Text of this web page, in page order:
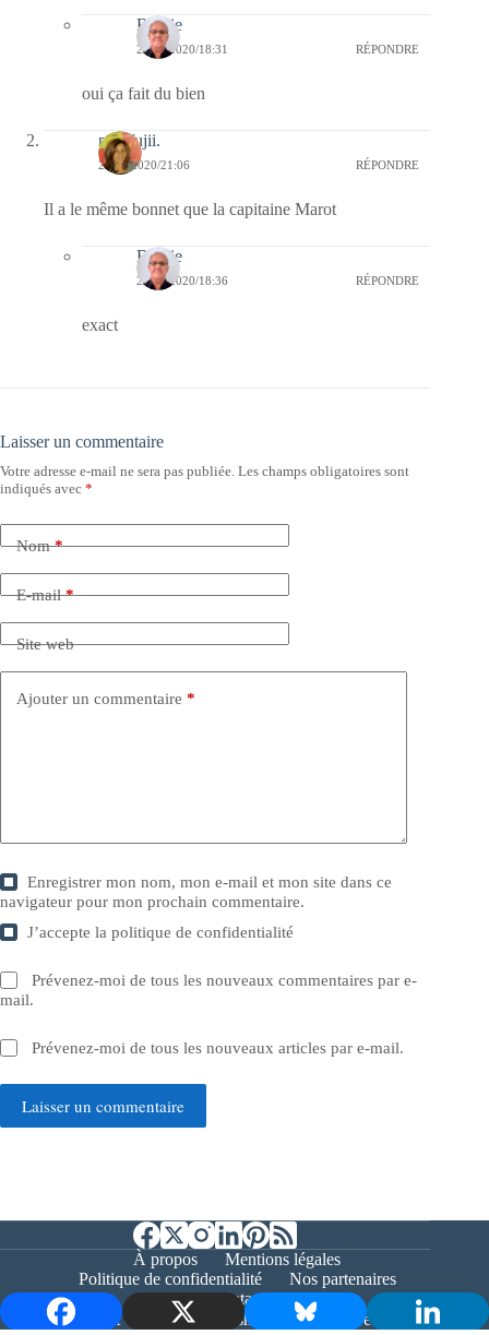
Bernie
24/11/2020/18:31 RÉPONDRE
oui ça fait du bien
missfujii.
23/11/2020/21:06 RÉPONDRE
Il a le même bonnet que la capitaine Marot
Bernie
24/11/2020/18:36 RÉPONDRE
exact
Laisser un commentaire
Votre adresse e-mail ne sera pas publiée. Les champs obligatoires sont
indiqués avec *
Nom*
E-mail*
Site web
Ajouter un commentaire *
Enregistrer mon nom, mon e-mail et mon site dans ce
navigateur pour mon prochain commentaire.
J’accepte lapolitique de confidentialité
Prévenez-moi de tous les nouveaux commentaires par e-
mail.
Prévenez-moi de tous les nouveaux articles par e-mail.
Laisser un commentaire
À propos
Mentions légales
Politique de confidentialité
Nos partenaires
Contact
Copyright © 2026 - Bernieshoot.fr Journal Web